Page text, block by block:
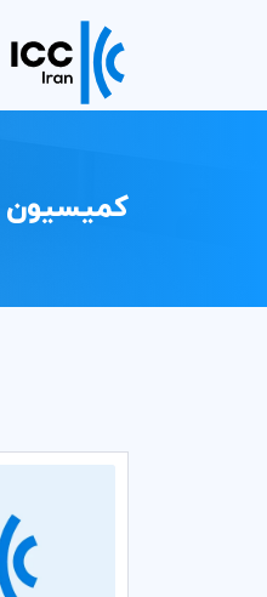
کمیسیون